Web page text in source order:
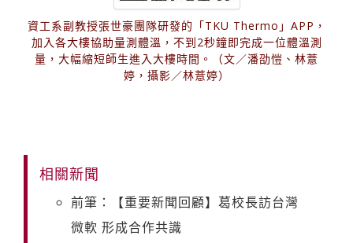
資工系副教授張世豪團隊研發的「TKU Thermo」APP，
加入各大樓協助量測體溫，不到2秒鐘即完成一位體溫測
量，大幅縮短師生進入大樓時間。（文／潘劭愷、林薏
婷，攝影／林薏婷）
相關新聞
前筆：【重要新聞回顧】葛校長訪台灣
微軟 形成合作共識